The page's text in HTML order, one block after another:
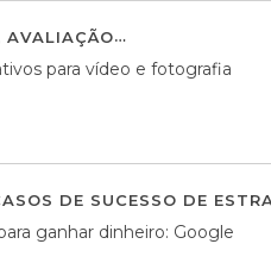
AVALIAÇÃO
para vídeo e fotografia
DE SUCESSO DE
ganhar dinheiro: Google